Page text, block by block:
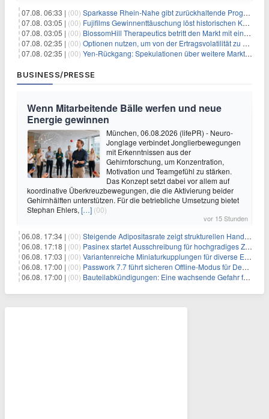
07.08. 06:33 | (00) Sparkasse Rhein-Nahe gibt zurückhaltende Prognose
07.08. 03:05 | (00) Fujifilms Gewinnenttäuschung löst historischen Kursrückgang aus
07.08. 03:05 | (00) BlossomHill Therapeutics betritt den Markt mit einem IPO-Boost von 150 Millionen Dollar
07.08. 02:35 | (00) Optionen nutzen, um von der Ertragsvolatilität zu profitieren
07.08. 02:35 | (00) Yen-Rückgang: Spekulationen über weitere Marktinterventionen nehmen zu
BUSINESS/PRESSE
Wenn Mitarbeitende Bälle werfen und neue
Energie gewinnen
München, 06.08.2026 (lifePR) - Neuro-
Jonglage verbindet Jonglierbewegungen
mit Erkenntnissen aus der
Gehirnforschung, um Konzentration,
Motivation und Teamgefühl zu stärken.
Das Konzept setzt dabei vor allem auf
koordinative Überkreuzbewegungen, die die Aktivierung beider
Gehirnhälften unterstützen. Für die betriebliche Umsetzung bietet
Stephan Ehlers, […] (00)
vor 15 Stunden
06.08. 17:34 | (00) Steigende Adipositasrate zeigt strukturellen Handlungsbedarf bei der Ernährung schulpflichtiger Kinder
06.08. 17:18 | (00) Pasinex startet Ausschreibung für hochgradiges Zinksulfidkonzentrat mit Germanium- und Silbergehalten und stellt ein Betriebsupdate bereit
06.08. 17:03 | (00) Variantenreiche Miniaturkupplungen für diverse Einsatzbereiche
06.08. 17:00 | (00) Passwork 7.7 führt sicheren Offline-Modus für Desktop- und Mobile-Apps ein
06.08. 17:00 | (00) Bauteilabkündigungen: Eine wachsende Gefahr für industrielle Elektroniksysteme